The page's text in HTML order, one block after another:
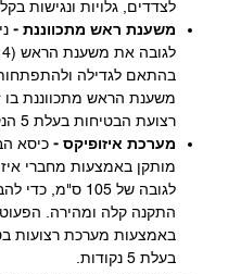
לצדדים, גלויות ונגישות
משענת ראש מתכווננת -
בהתאם לגדילה
משענת הראש מתכווננת בו
רצועת הבטיחות בעלת 5 הנקודות.
מערכת איזופיקס - כיסא
מותקן באמצעות מחברי
לגובה של 105 ס"מ,
התקנה קלה ומהירה.
באמצעות מערכת רצועות
בעלת 5 נקודות.